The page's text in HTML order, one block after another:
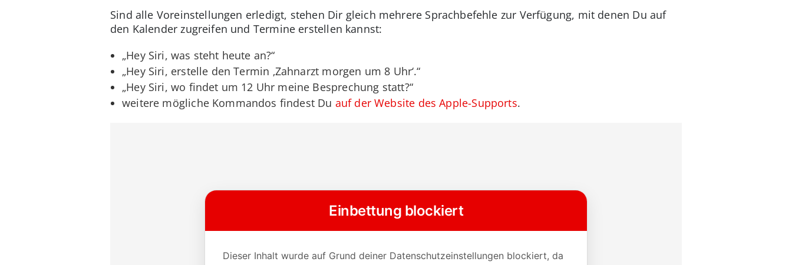
Sind alle Voreinstellungen erledigt, stehen Dir gleich mehrere Sprachbefehle zur Verfügung, mit denen Du auf
den Kalender zugreifen und Termine erstellen kannst:
„Hey Siri, was steht heute an?“
„Hey Siri, erstelle den Termin ‚Zahnarzt morgen um 8 Uhr‘.“
„Hey Siri, wo findet um 12 Uhr meine Besprechung statt?“
weitere mögliche Kommandos findest Du auf der Website des Apple-Supports.